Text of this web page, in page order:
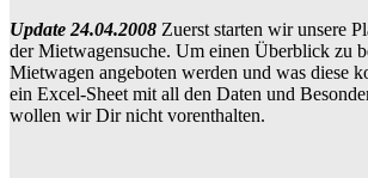
Update 24.04.2008 Zuerst starten wir unsere
der Mietwagensuche. Um einen Überblick zu
Mietwagen angeboten werden und was diese
ein Excel-Sheet mit all den Daten und
wollen wir Dir nicht vorenthalten.